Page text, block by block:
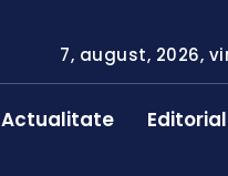
7, august, 2026,
Actualitate